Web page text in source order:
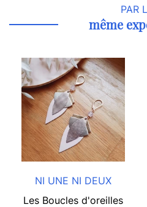
PAR
même
NI UNE NI DEUX
Les Boucles d'oreilles